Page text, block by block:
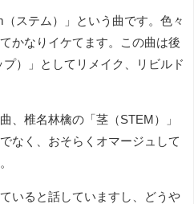
ステム）」という曲です。色々
かなりイケてます。この曲は後
）」としてリメイク、リビルド
、椎名林檎の「茎（STEM）」
なく、おそらくオマージュして
いると話していますし、どうや